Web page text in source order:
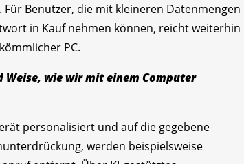
Benutzer, die mit kleineren Datenmengen
in Kauf nehmen können, reicht weiterhin
PC.
wie wir mit einem Computer
personalisiert und auf die gegebene
werden beispielsweise